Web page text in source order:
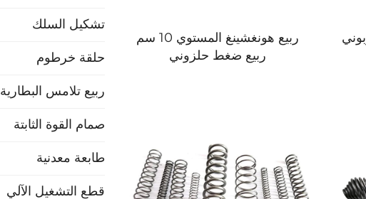
تشكيل السلك
حلقة خرطوم
ربيع تلامس البطارية
صمام القوة الثابتة
طابعة معدنية
قطع التشغيل الآلي
ربيع هونغشينغ المستوي 10 سم
ربيع ضغط حلزوني